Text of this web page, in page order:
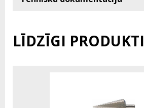
LĪDZĪGI PRODUKTI